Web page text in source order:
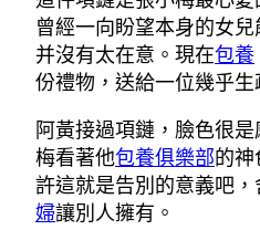
曾經一向盼望本身的女
并沒有太在意。現在包養
份禮物，送給一位幾乎生
阿黃接過項鏈，臉色很
梅看著他包養俱樂部的
許這就是告別的意義吧，
婦讓別人擁有。